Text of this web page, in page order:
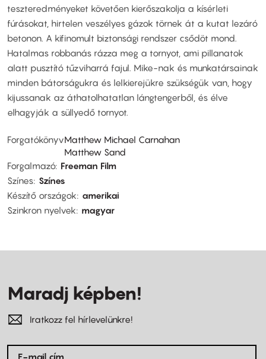
teszteredményeket követően kierőszakolja a kísérleti
fúrásokat, hirtelen veszélyes gázok törnek át a kutat lezáró
betonon. A kifinomult biztonsági rendszer csődöt mond.
Hatalmas robbanás rázza meg a tornyot, ami pillanatok
alatt pusztító tűzviharrá fajul. Mike-nak és munkatársainak
minden bátorságukra és lelkierejükre szükségük van, hogy
kijussanak az áthatolhatatlan lángtengerből, és élve
elhagyják a süllyedő tornyot.
ForgatókönyvMatthew Michael Carnahan
Matthew Sand
Forgalmazó Freeman Film
Színes Színes
Készítő országok
amerikai
Szinkron nyelvek
magyar
Maradj képben!
Iratkozz fel hírlevelünkre!